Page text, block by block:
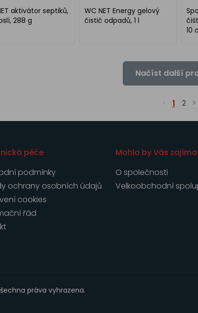
aktivátor septiků,
288 g
WC NET Energy gelový
čistič odpadů, 1 l
10
Načíst další
1 2
péče
podmínky
ochrany osobních údajů
cookies
řád
Mohlo by Vás
O společnosti
Velkoobchodní
práva vyhrazena.